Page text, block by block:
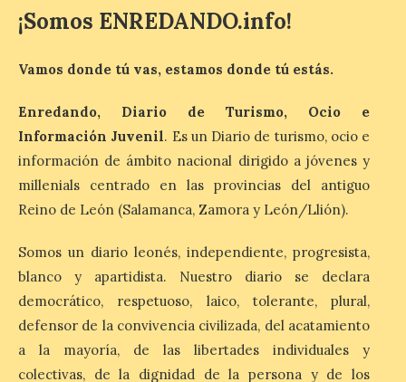
de Música tras sus
La agrupación zamorana
ha logrado una Medalla de
Honor con Distinción, el
segundo puesto en la
clasificación general y la
Mención de Honor a la mejor
celebrado en Kerkrade. Más de la mitad
La Térmica Cultural y La
Fábrica de Luz. Museo de
la Energía de Ponferrada
¡Somos ENREDANDO.info!
Vamos donde tú vas, estamos donde tú estás.
Enredando, Diario de Turismo, Ocio e
Información Juvenil. Es un Diario de turismo, ocio e
información de ámbito nacional dirigido a jóvenes y
millenials centrado en las provincias del antiguo
Reino de León (Salamanca, Zamora y León/Llión).
Somos un diario leonés, independiente, progresista,
blanco y apartidista. Nuestro diario se declara
democrático, respetuoso, laico, tolerante, plural,
defensor de la convivencia civilizada, del acatamiento
a la mayoría, de las libertades individuales y
colectivas, de la dignidad de la persona y de los